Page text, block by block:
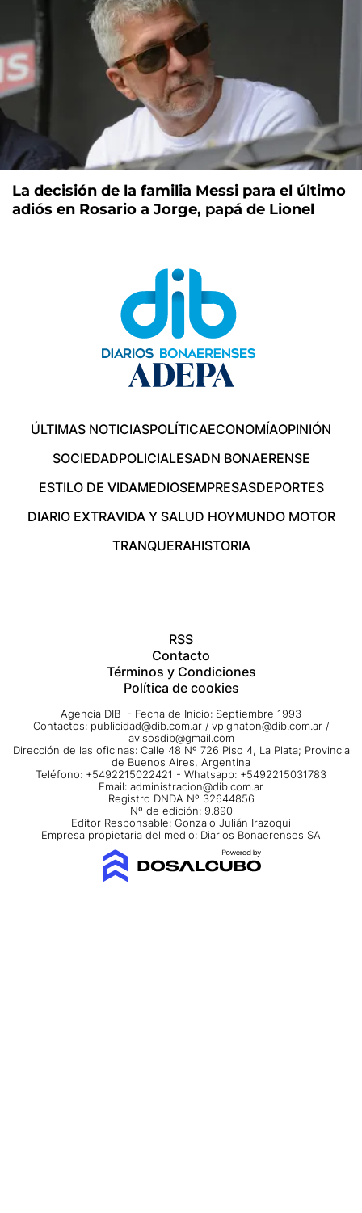
La decisión de la familia Messi para el último
adiós en Rosario a Jorge, papá de Lionel
ÚLTIMAS NOTICIASPOLÍTICAECONOMÍAOPINIÓN
SOCIEDADPOLICIALESADN BONAERENSE
ESTILO DE VIDAMEDIOSEMPRESASDEPORTES
DIARIO EXTRAVIDA Y SALUD HOYMUNDO MOTOR
TRANQUERAHISTORIA
RSS
Contacto
Términos y Condiciones
Política de cookies
Agencia DIB - Fecha de Inicio: Septiembre 1993
Contactos: publicidad@dib.com.ar / vpignaton@dib.com.ar /
avisosdib@gmail.com
Dirección de las oficinas: Calle 48 Nº 726 Piso 4, La Plata; Provincia
de Buenos Aires, Argentina
Teléfono: +5492215022421 - Whatsapp: +5492215031783
Email: administracion@dib.com.ar
Registro DNDA Nº 32644856
Nº de edición: 9.890
Editor Responsable: Gonzalo Julián Irazoqui
Empresa propietaria del medio: Diarios Bonaerenses SA